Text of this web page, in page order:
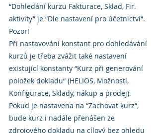
“Dohledání kurzu Fakturace, Sklad, Fir.
aktivity” je “Dle nastavení pro účetnictví“.
Pozor!
Při nastavování konstant pro dohledávání
kurzů je třeba zvážit také nastavení
existující konstanty “Kurz při generování
položek dokladu“ (HELIOS, Možnosti,
Konfigurace, Sklady, nákup a prodej).
Pokud je nastavena na “Zachovat kurz“,
bude kurz i nadále přenášen ze
zdrojového dokladu na cílový bez ohledu